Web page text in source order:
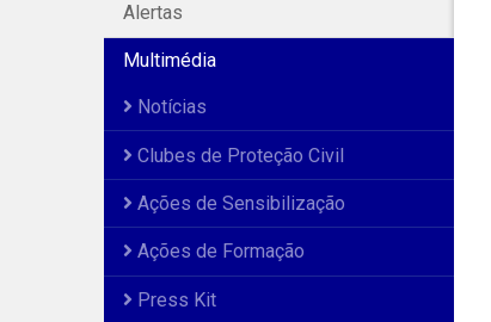
Alertas
Multimédia
Notícias
Clubes de Proteção Civil
Ações de Sensibilização
Ações de Formação
Press Kit